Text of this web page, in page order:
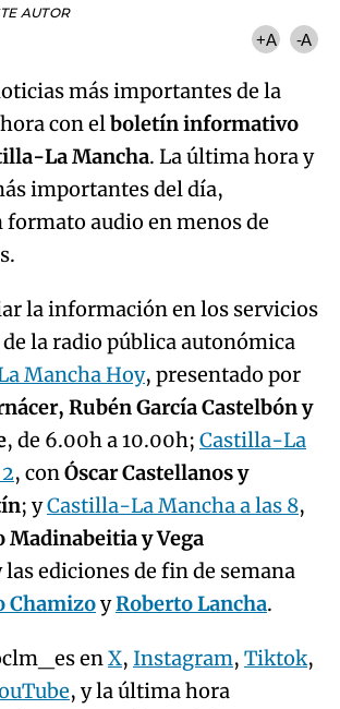
AUTOR
+A -A
más importantes de la
con elboletín informativo
La Mancha. La última hora y
importantes del día,
formato audio en menos de
la información en los servicios
la radio pública autonómica
Mancha Hoy, presentado por
Rubén García Castelbón y
, de 6.00h a 10.00h; Castilla-La
, conÓscar Castellanos y
; yCastilla-La Mancha a las 8,
Madinabeitia y Vega
las ediciones de fin de semana
ChamizoyRoberto Lancha.
enX, Instagram, Tiktok,
, y la última hora